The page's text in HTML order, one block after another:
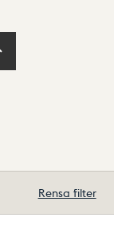
Rensa filter